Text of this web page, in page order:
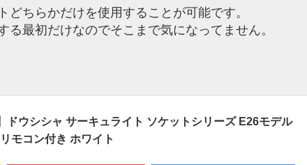
ちらかだけを使用することが可能です。
最初だけなのでそこまで気になってません。
ドウシシャ サーキュライト ソケットシリーズ E26モデル
モコン付き ホワイト